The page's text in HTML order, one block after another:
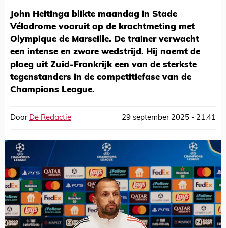
John Heitinga blikte maandag in Stade
Vélodrome vooruit op de krachtmeting met
Olympique de Marseille. De trainer verwacht
een intense en zware wedstrijd. Hij noemt de
ploeg uit Zuid-Frankrijk een van de sterkste
tegenstanders in de competitiefase van de
Champions League.
Door De Redactie 29 september 2025 - 21:41